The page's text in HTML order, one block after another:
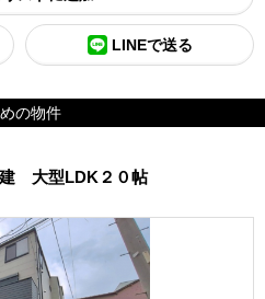
LINEで送る
の物件
大型LDK２０帖